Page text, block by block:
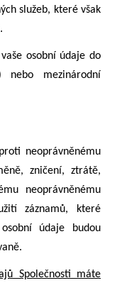
služeb, které však
osobní údaje do
mezinárodní
neoprávněnému
zničení, ztrátě,
neoprávněnému
záznamů, které
údaje budou
Společnosti máte